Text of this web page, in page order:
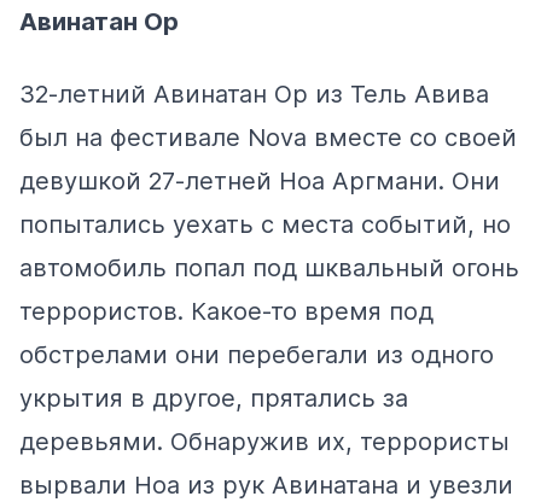
Авинатан Ор
32-летний Авинатан Ор из Тель Авива
был на фестивале Nova вместе со своей
девушкой 27-летней Ноа Аргмани. Они
попытались уехать с места событий, но
автомобиль попал под шквальный огонь
террористов. Какое-то время под
обстрелами они перебегали из одного
укрытия в другое, прятались за
деревьями. Обнаружив их, террористы
вырвали Ноа из рук Авинатана и увезли